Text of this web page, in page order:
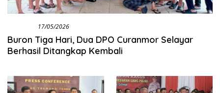
17/05/2026
Buron Tiga Hari, Dua DPO Curanmor Selayar
Berhasil Ditangkap Kembali